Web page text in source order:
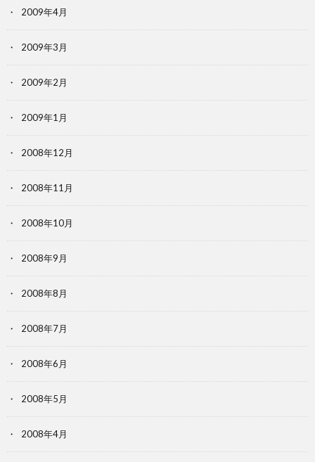
2009年4月
2009年3月
2009年2月
2009年1月
2008年12月
2008年11月
2008年10月
2008年9月
2008年8月
2008年7月
2008年6月
2008年5月
2008年4月